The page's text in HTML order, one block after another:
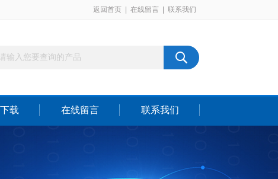
返回首页 在线留言 联系我们
载 在线留言 联系我们